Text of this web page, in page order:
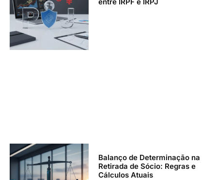
entre IRPF e IRPJ
Balanço de Determinação na
Retirada de Sócio: Regras e
Cálculos Atuais